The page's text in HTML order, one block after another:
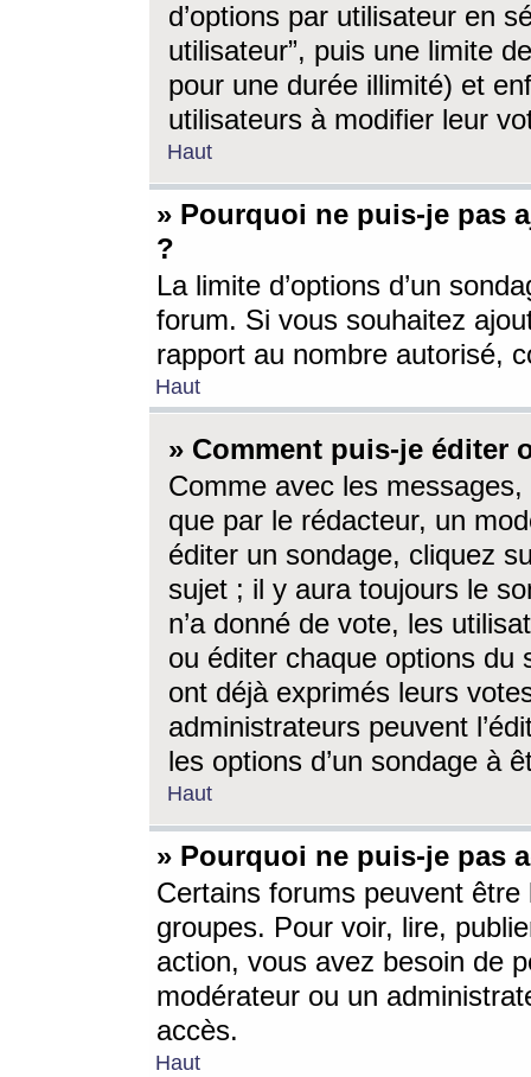
d’options par utilisateur en
utilisateur”, puis une limite
pour une durée illimité) et
utilisateurs à modifier leur
Haut
» Pourquoi ne puis-je pas
?
La limite d’options d’un
forum. Si vous souhaitez
rapport au nombre autorisé,
Haut
» Comment puis-je éditer
Comme avec les
que par le rédacteur, un
éditer un sondage, cliquez
sujet ; il y aura toujours le
n’a donné de vote, les
ou éditer chaque options du
ont déjà exprimés leurs
administrateurs peuvent
les options d’un sondage à
Haut
» Pourquoi ne puis-je pas
Certains forums peuvent être
groupes. Pour voir, lire,
action, vous avez besoin de
modérateur ou un
accès.
Haut